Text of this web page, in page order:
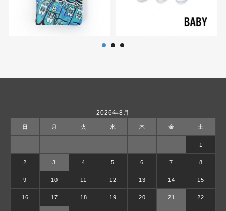
2026年8月
日 月 火 水 木 金 土
1
2 3 4 5 6 7 8
9 10 11 12 13 14 15
16 17 18 19 20 21 22